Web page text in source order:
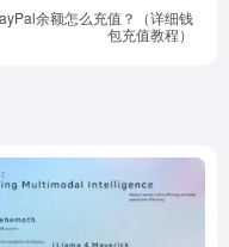
余额怎么充值？（详细钱
包充值教程）